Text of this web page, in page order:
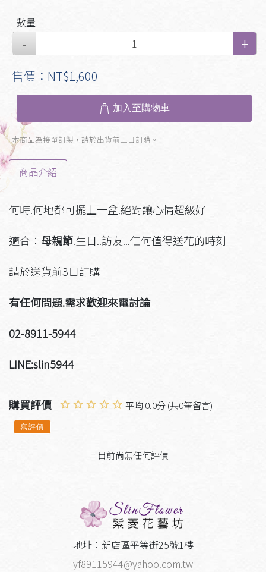
數量
售價：NT$1,600
加入至購物車
本商品為接單訂製，請於出貨前三日訂購。
商品介紹
何時.何地都可擺上一盆.絕對讓心情超級好
適合： 母親節.生日..訪友...任何值得送花的時刻
請於送貨前3日訂購
有任何問題.需求歡迎來電討論
02-8911-5944
LINE:slin5944
購買評價 平均 0.0分 (共0筆留言)
寫評價
目前尚無任何評價
地址：新店區平等街25號1樓
yf89115944@yahoo.com.tw